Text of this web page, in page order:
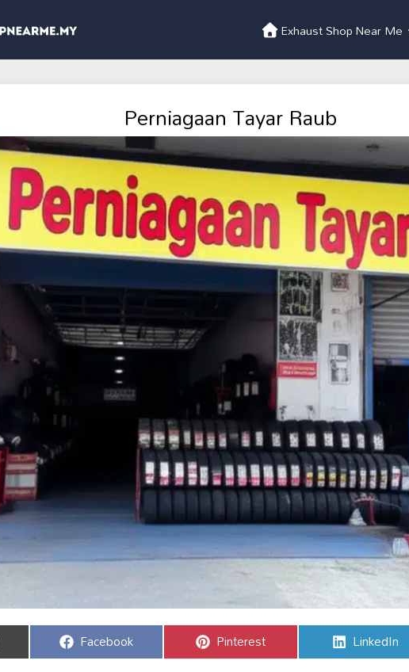
Exhaust Shop Near Me
Perniagaan Tayar Raub
Share
on
Facebook Share
on
Pinterest Share
on
LinkedIn